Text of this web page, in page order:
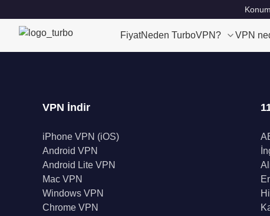
FiyatNeden TurboVPN? VPN
VPN İndir
iPhone VPN (iOS)
Android VPN
Android Lite VPN
Mac VPN
Windows VPN
Chrome VPN